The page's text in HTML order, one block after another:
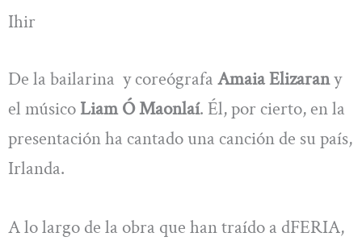
Ihir
De la bailarina y coreógrafa Amaia Elizarany
el músico Liam Ó Maonlaí. Él, por cierto, en la
presentación ha cantado una canción de su país,
Irlanda.
A lo largo de la obra que han traído a dFERIA,